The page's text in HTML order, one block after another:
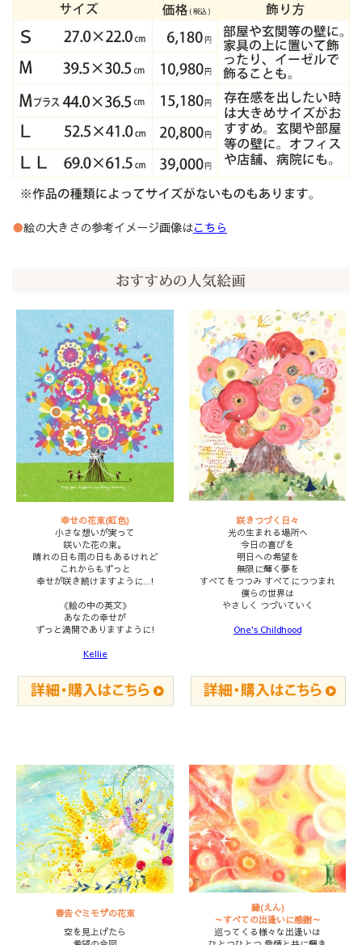
●絵の大きさの参考イメージ画像はこちら
幸せの花束(虹色)
咲きつづく日々
小さな想いが実って
咲いた花の束。
晴れの日も雨の日もあるけれど
これからもずっと
幸せが咲き続けますように...!
《絵の中の英文》
あなたの幸せが
ずっと満開でありますように!
Kellie
光の生まれる場所へ
今日の喜びを
明日への希望を
無限に輝く夢を
すべてをつつみ すべてにつつまれ
僕らの世界は
やさしく つづいていく
One's Childhood
春告ぐミモザの花束
縁(えん)
～すべての出逢いに感謝～
空を見上げたら
巡ってくる様々な出逢いは